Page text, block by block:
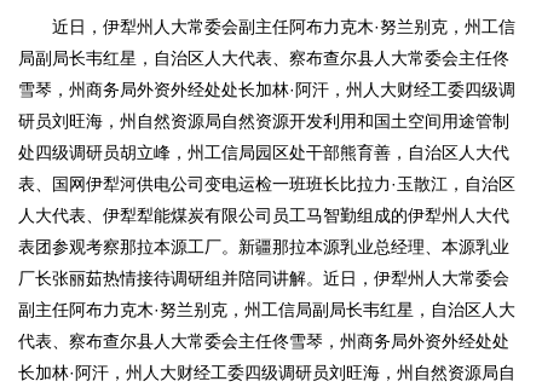
近日，伊犁州人大常委会副主任阿布力克木·努兰别克，州工信
局副局长韦红星，自治区人大代表、察布查尔县人大常委会主任佟
雪琴，州商务局外资外经处处长加林·阿汗，州人大财经工委四级调
研员刘旺海，州自然资源局自然资源开发利用和国土空间用途管制
处四级调研员胡立峰，州工信局园区处干部熊育善，自治区人大代
表、国网伊犁河供电公司变电运检一班班长比拉力·玉散江，自治区
人大代表、伊犁犁能煤炭有限公司员工马智勤组成的伊犁州人大代
表团参观考察那拉本源工厂。新疆那拉本源乳业总经理、本源乳业
厂长张丽茹热情接待调研组并陪同讲解。近日，伊犁州人大常委会
副主任阿布力克木·努兰别克，州工信局副局长韦红星，自治区人大
代表、察布查尔县人大常委会主任佟雪琴，州商务局外资外经处处
长加林·阿汗，州人大财经工委四级调研员刘旺海，州自然资源局自